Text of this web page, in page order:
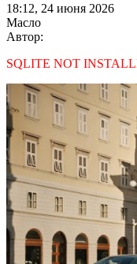
18:12, 24 июня 2026
Масло
Автор:
SQLITE NOT